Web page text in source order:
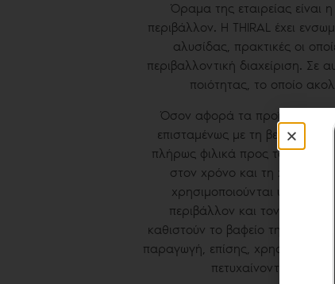
Όραμα της εταιρείας είναι
περιβάλλον. Η THIRAL έχει
αλυσίδας, πρακτικές οι
περιβαλλοντική διαχείριση. Σε
ποιότητας, το οποίο
Όσον αφορά τα προϊόντα, το
επισταμένως με τη
πλήρως φιλικά προς το
στον χρόνο και τη χρήση.
χρησιμοποιούνται υλικά
περιβάλλον και τον άνθρωπο
καθιστούν το βαφείο της
παραγωγή, επίσης,
πετυχαίνοντας